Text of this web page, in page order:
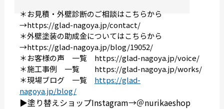
＊お見積・外壁診断のご相談はこちらから
→https://glad-nagoya.jp/contact/
＊外壁塗装の助成金についてはこちらから
→https://glad-nagoya.jp/blog/19052/
＊お客様の声 一覧 https://glad-nagoya.jp/voice/
＊施工事例 一覧 https://glad-nagoya.jp/works/
＊現場ブログ 一覧 https://glad-
nagoya.jp/blog/
▶︎塗り替えショップInstagram→＠nurikaeshop